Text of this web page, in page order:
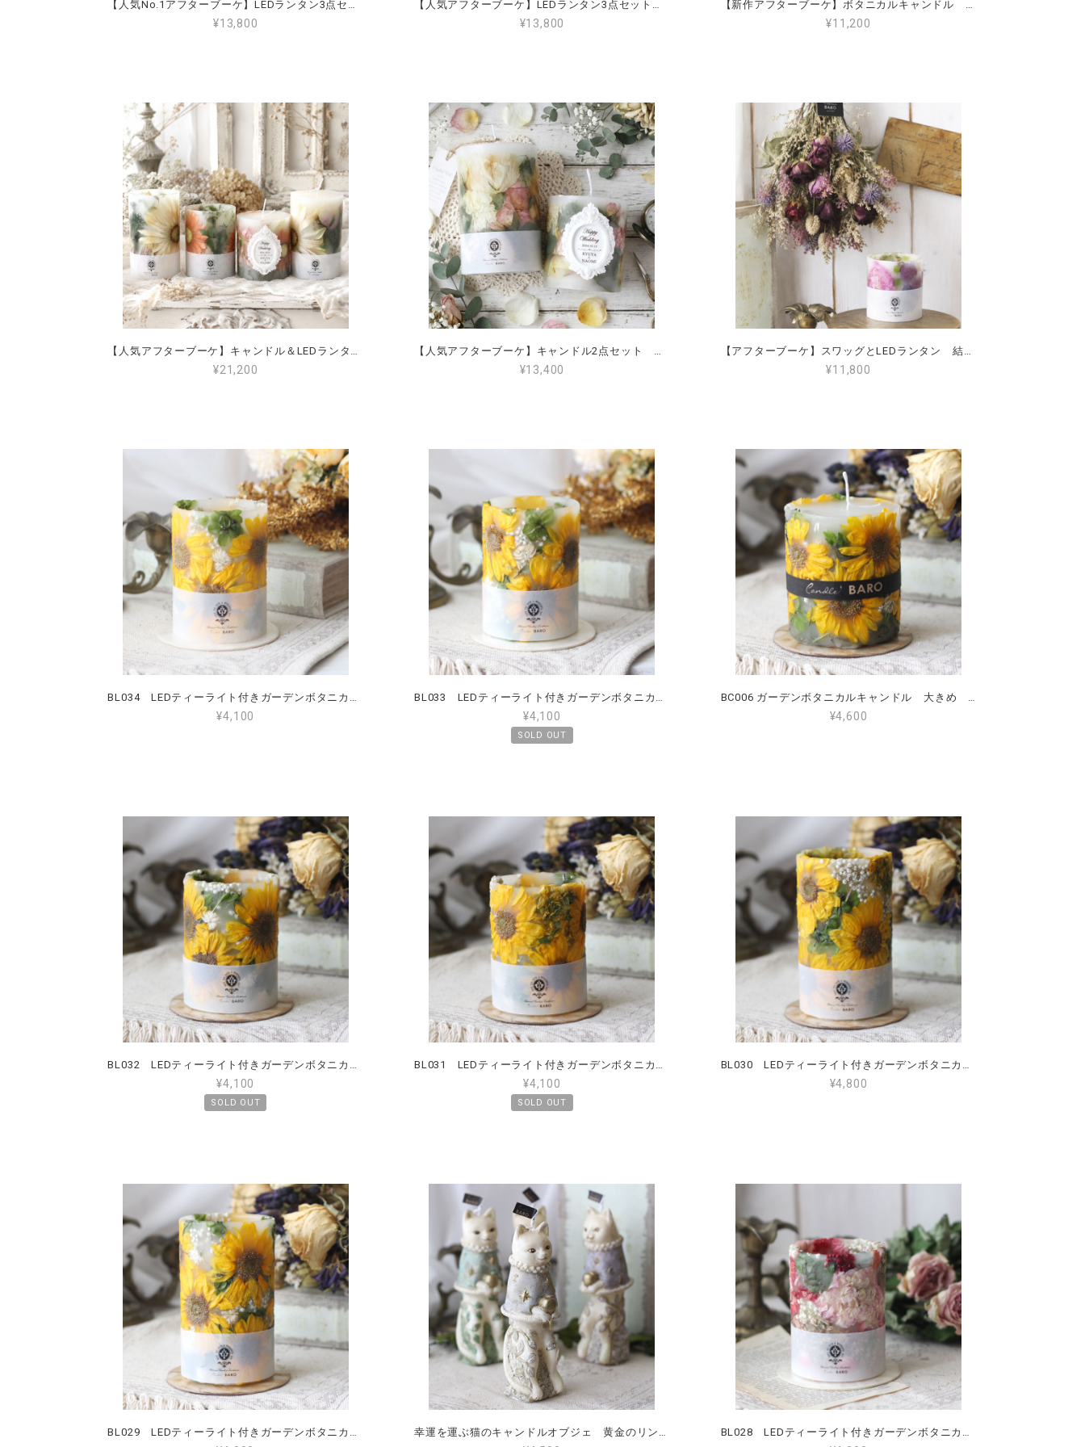
【人気No.1アフターブーケ】LEDランタン3点セット プレートに名入れ 結婚式・プロポーズ・記念日の花束をキャンドルに
¥13,800
【人気アフターブーケ】LEDランタン3点セット 帯に名入れ 結婚式・プロポーズ・記念日の花束をキャンドルに
¥13,800
【新作アフターブーケ】ボタニカルキャンドル ずっしり角柱タイプ 日付やお名前が入れられる 結婚式・プロポーズ・記念日の花束をキャンドルに
¥11,200
【人気アフターブーケ】キャンドル＆LEDランタン4点セット プレートに名入れ 結婚式・プロポーズ・記念日の花束をランタン＆キャンドルに
¥21,200
【人気アフターブーケ】キャンドル2点セット 名入れ 結婚式・プロポーズ・記念日の花束をキャンドルに
¥13,400
【アフターブーケ】スワッグとLEDランタン 結婚式・プロポーズ・記念日の花束をキャンドルに
¥11,800
BL034 LEDティーライト付きガーデンボタニカルランタン Mサイズ ひまわり
¥4,100
BL033 LEDティーライト付きガーデンボタニカルランタン Mサイズ ひまわり
¥4,100
SOLD OUT
BC006 ガーデンボタニカルキャンドル 大きめ 直径8㎝ 誕生日プレゼント、新築祝いなどにおすすめ
¥4,600
BL032 LEDティーライト付きガーデンボタニカルランタン Mサイズ ひまわり
¥4,100
SOLD OUT
BL031 LEDティーライト付きガーデンボタニカルランタン Mサイズ ひまわり ラナンキュラス
¥4,100
SOLD OUT
BL030 LEDティーライト付きガーデンボタニカルランタン Lサイズ ひまわり ラナンキュラス
¥4,800
BL029 LEDティーライト付きガーデンボタニカルランタン Lサイズ ひまわり 幸運を運ぶ猫のキャンドルオブジェ 黄金のリンゴを持つネコ BL028 LEDティーライト付きガーデンボタニカルランタン Mサイズ